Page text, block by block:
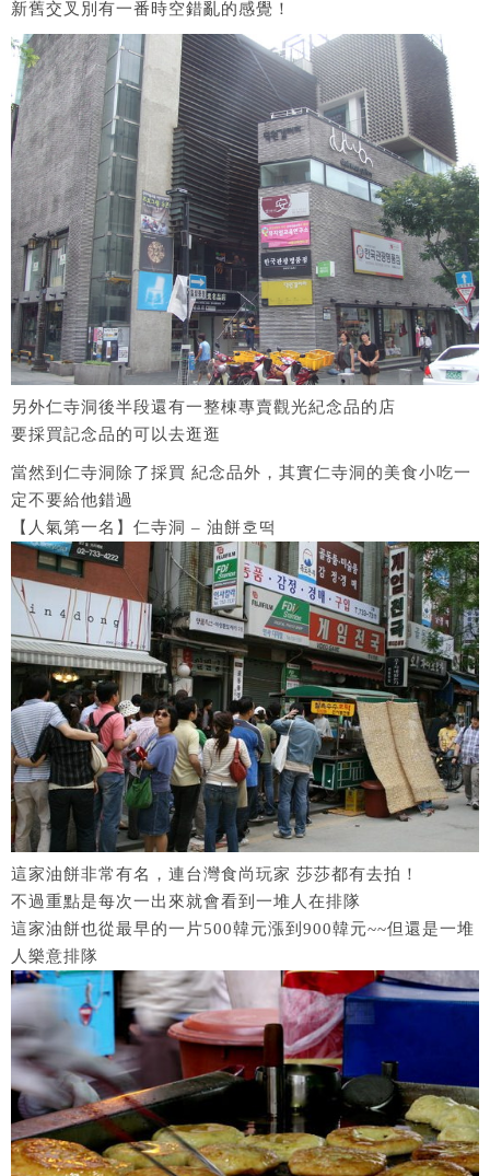
新舊交叉別有一番時空錯亂的感覺！
另外仁寺洞後半段還有一整棟專賣觀光紀念品的店
要採買記念品的可以去逛逛
當然到仁寺洞除了採買 紀念品外，其實仁寺洞的美食小吃一
定不要給他錯過
【人氣第一名】仁寺洞 – 油餅호떡
這家油餅非常有名，連台灣食尚玩家 莎莎都有去拍！
不過重點是每次一出來就會看到一堆人在排隊
這家油餅也從最早的一片500韓元漲到900韓元~~但還是一堆
人樂意排隊